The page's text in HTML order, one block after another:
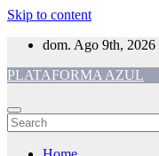
Skip to content
dom. Ago 9th, 2026
PLATAFORMA AZUL